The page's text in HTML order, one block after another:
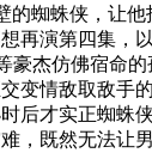
的蜘蛛侠，让
再演第四集，
豪杰仿佛宿命的
变情敌取敌手
后才实正蜘蛛
，既然无法让